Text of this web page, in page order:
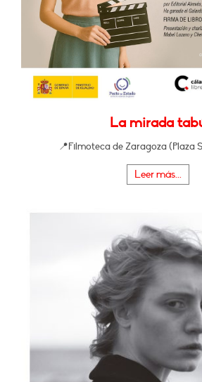
La mirada
📍Filmoteca de Zaragoza (Plaza
Leer más...